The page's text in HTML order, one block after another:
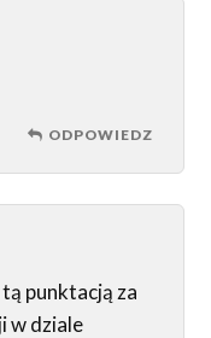
ODPOWIEDZ
punktacją za
w dziale